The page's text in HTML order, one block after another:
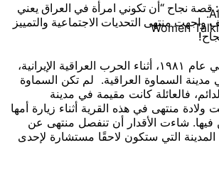
Women
نجاح “أن تكوني امرأة في العراق يعني
منتهى التحديات الاجتماعية والتمييز
ولدت منتهى غازي في عام ١٩٨١، أثناء الحرب العراقية الإيرانية،
السماوة العراقية. لم تكن السماوة
فالعائلة كانت مقيمة في مدينة
منتهى في هذه القرية أثناء زيارة أمها
فيها. شاءت الأقدار أن تنفصل منتهى عن
المدينة التي ستكون لاحقًا مستشارة لإحدى